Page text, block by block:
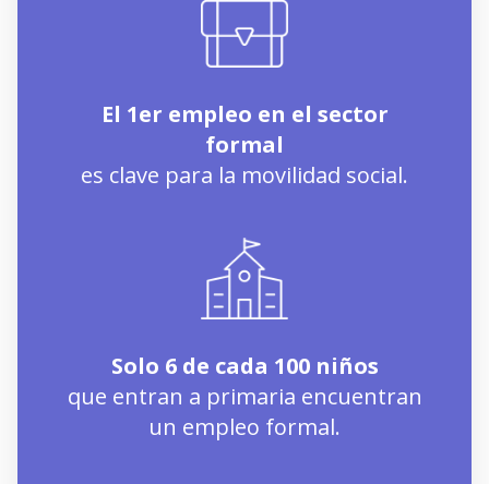
El 1er empleo en el sector
formal
es clave para la movilidad social.
Solo 6 de cada 100 niños
que entran a primaria encuentran
un empleo formal.